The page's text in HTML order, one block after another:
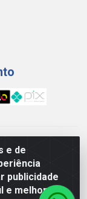
e de
publicidade
e melhorar a
DE MATERIAL
790 -
505 - CNPJ